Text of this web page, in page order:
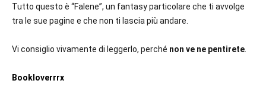
Tutto questo è “Falene”, un fantasy particolare che ti avvolge
tra le sue pagine e che non ti lascia più andare.
Vi consiglio vivamente di leggerlo, perché non ve ne pentirete
Bookloverrrx